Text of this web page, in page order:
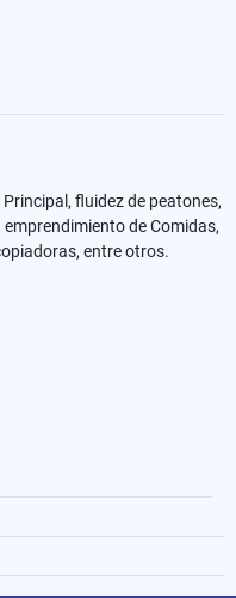
fluidez de peatones,
de Comidas,
entre otros.